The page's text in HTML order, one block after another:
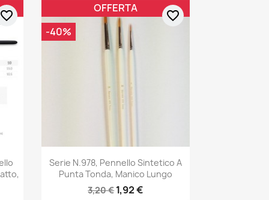
favorite_border
Serie N.978, Pennello Sintetico A
Punta Tonda, Manico Lungo
3,20 €1,92 €
OFFERTA
-40%
favorite_border